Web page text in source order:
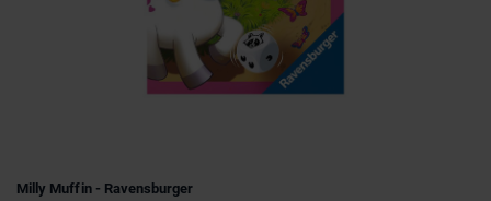
Milly Muffin - Ravensburger